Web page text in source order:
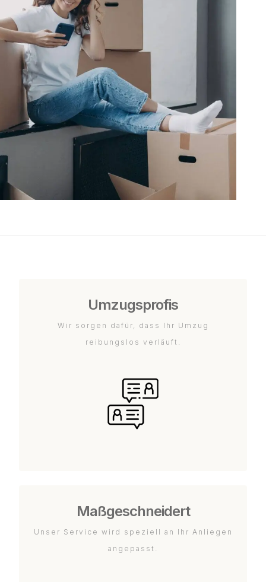
Umzugsprofis
Wir sorgen dafür, dass Ihr Umzug
reibungslos verläuft.
Maßgeschneidert
Unser Service wird speziell an Ihr Anliegen
angepasst.